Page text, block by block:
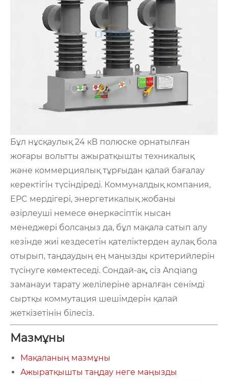
Бұл нұсқаулық 24 кВ полюске орнатылған
жоғары вольтты ажыратқышты техникалық
және коммерциялық тұрғыдан қалай бағалау
керектігін түсіндіреді. Коммуналдық компания,
EPC мердігері, энергетикалық жобаны
әзірлеуші ​​немесе өнеркәсіптік нысан
менеджері болсаңыз да, бұл мақала сатып алу
кезінде жиі кездесетін қателіктерден аулақ бола
отырып, таңдаудың ең маңызды критерийлерін
түсінуге көмектеседі. Сондай-ақ, сіз Anqiang
заманауи тарату желілеріне арналған сенімді
сыртқы коммутация шешімдерін қалай
жеткізетінін білесіз.
Мазмұны
Мақаланың мазмұны
Ажыратқышты таңдау неге маңызды